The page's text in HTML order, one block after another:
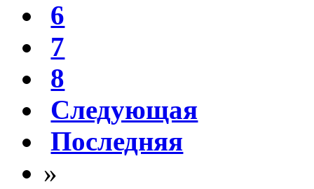
6
7
8
Следующая
Последняя
»